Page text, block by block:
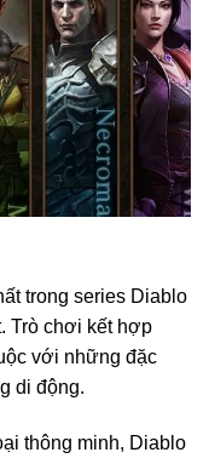
trong series Diablo
Trò chơi kết hợp
với những đặc
di động.
thông minh, Diablo